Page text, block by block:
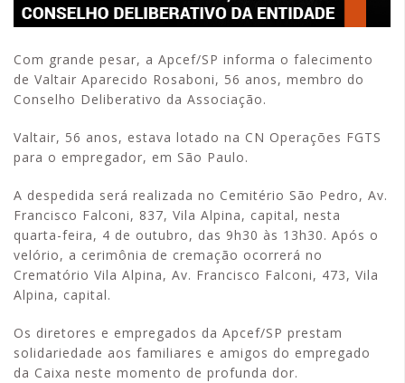
Com grande pesar, a Apcef/SP informa o falecimento
de Valtair Aparecido Rosaboni, 56 anos, membro do
Conselho Deliberativo da Associação.
Valtair, 56 anos, estava lotado na CN Operações FGTS
para o empregador, em São Paulo.
A despedida será realizada no Cemitério São Pedro, Av.
Francisco Falconi, 837, Vila Alpina, capital, nesta
quarta-feira, 4 de outubro, das 9h30 às 13h30. Após o
velório, a cerimônia de cremação ocorrerá no
Crematório Vila Alpina, Av. Francisco Falconi, 473, Vila
Alpina, capital.
Os diretores e empregados da Apcef/SP prestam
solidariedade aos familiares e amigos do empregado
da Caixa neste momento de profunda dor.